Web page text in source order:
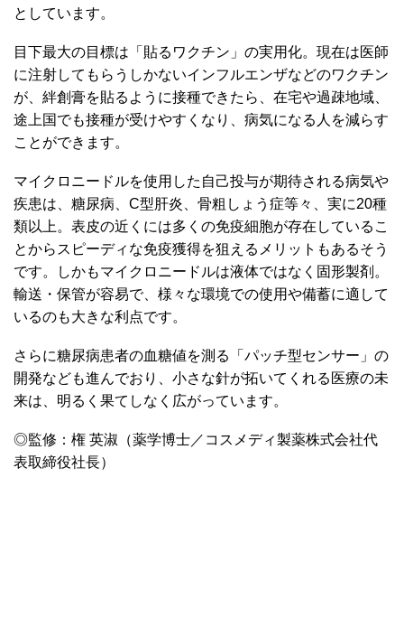
としています。
目下最大の目標は「貼るワクチン」の実用化。現在は医師
に注射してもらうしかないインフルエンザなどのワクチン
が、絆創膏を貼るように接種できたら、在宅や過疎地域、
途上国でも接種が受けやすくなり、病気になる人を減らす
ことができます。
マイクロニードルを使用した自己投与が期待される病気や
疾患は、糖尿病、C型肝炎、骨粗しょう症等々、実に20種
類以上。表皮の近くには多くの免疫細胞が存在しているこ
とからスピーディな免疫獲得を狙えるメリットもあるそう
です。しかもマイクロニードルは液体ではなく固形製剤。
輸送・保管が容易で、様々な環境での使用や備蓄に適して
いるのも大きな利点です。
さらに糖尿病患者の血糖値を測る「パッチ型センサー」の
開発なども進んでおり、小さな針が拓いてくれる医療の未
来は、明るく果てしなく広がっています。
◎監修：権 英淑（薬学博士／コスメディ製薬株式会社代
表取締役社長）